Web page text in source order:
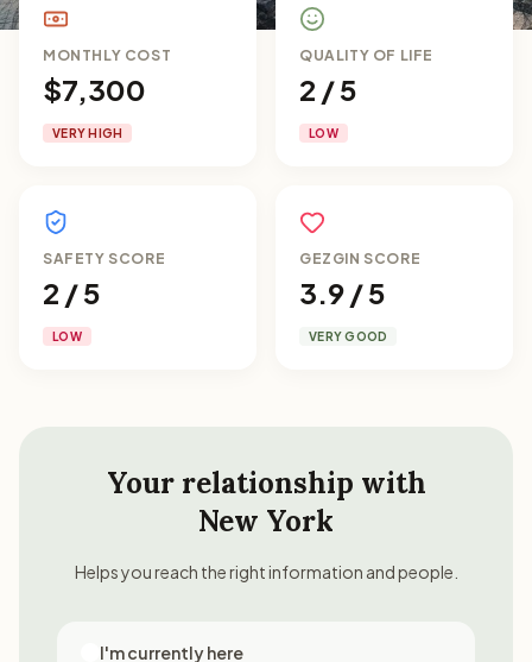
MONTHLY COST
$7,300
VERY HIGH
QUALITY OF LIFE
2 / 5
LOW
SAFETY SCORE
2 / 5
LOW
GEZGIN SCORE
3.9 / 5
VERY GOOD
Your relationship with
New York
Helps you reach the right information and people.
I'm currently here